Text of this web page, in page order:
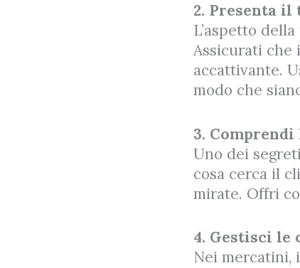
2. Presenta
L’aspetto
Assicurati che
accattivante.
modo che
3.
Uno dei
cosa cerca il
mirate. Offri
4. Gestisci le
Nei mercatini,